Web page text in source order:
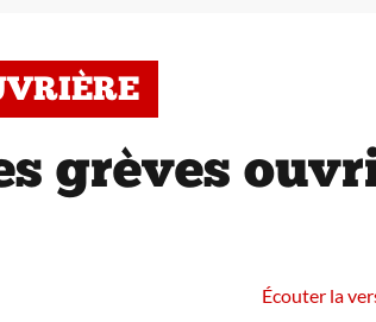
grèves
Écouter la